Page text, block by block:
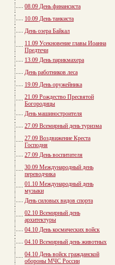
08.09 День финансиста
10.09 День танкиста
День озера Байкал
11.09 Усекновение главы Иоанна
Предтечи
13.09 День парикмахера
День работников леса
19.09 День оружейника
21.09 Рождество Пресвятой
Богородицы
День машиностроителя
27.09 Всемирный день туризма
27.09 Воздвижение Креста
Господня
27.09 День воспитателя
30.09 Международный день
переводчика
01.10 Международный день
музыки
День силовых видов спорта
02.10 Всемирный день
архитектуры
04.10 День космических войск
04.10 Всемирный день животных
04.10 День войск гражданской
обороны МЧС России